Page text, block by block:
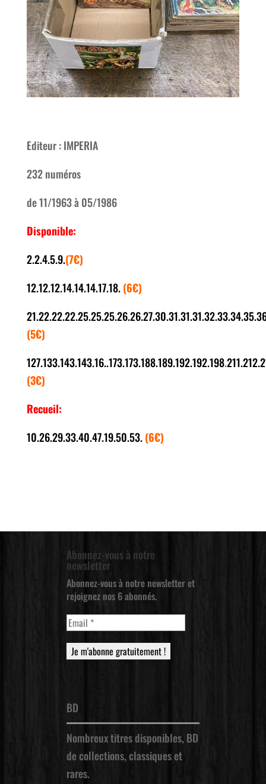
Editeur : IMPERIA
232 numéros
de 11/1963 à 05/1986
Disponible:
2.2.4.5.9.(7€)
12.12.12.14.14.14.17.18.(6€)
(5€)
127.133.143.143.16..173.173.188.189.192.192.198.
(3€)
Recueil:
10.26.29.33.40.47.19.50.53. (6€)
Abonnez-vous à notre
newsletter
Abonnez-vous à notre newsletter et
rejoignez nos 6 abonnés.
BD
Nombreux titres disponibles, BD
de collections, classiques et
rares.